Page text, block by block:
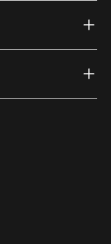
link)
(external link)
(external